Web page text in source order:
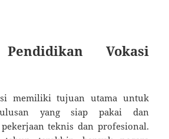
Vokasi
memiliki tujuan utama untuk
yang siap pakai dan
teknis dan profesional.